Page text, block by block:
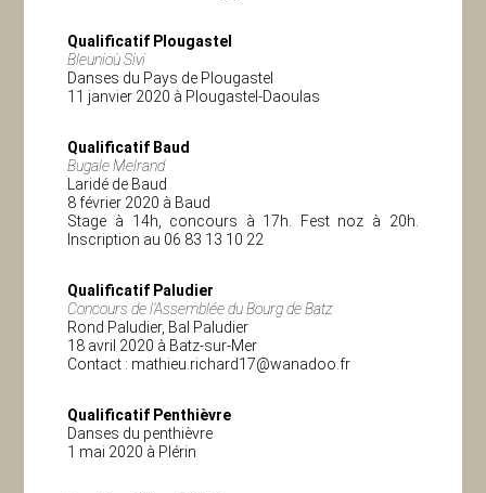
Qualificatif Plougastel
Bleunioù Sivi
Danses du Pays de Plougastel
11 janvier 2020 à Plougastel-Daoulas
Qualificatif Baud
Bugale Melrand
Laridé de Baud
8 février 2020 à Baud
Stage à 14h, concours à 17h. Fest noz à 20h.
Inscription au 06 83 13 10 22
Qualificatif Paludier
Concours de l’Assemblée du Bourg de Batz
Rond Paludier, Bal Paludier
18 avril 2020 à Batz-sur-Mer
Contact : mathieu.richard17@wanadoo.fr
Qualificatif Penthièvre
Danses du penthièvre
1 mai 2020 à Plérin